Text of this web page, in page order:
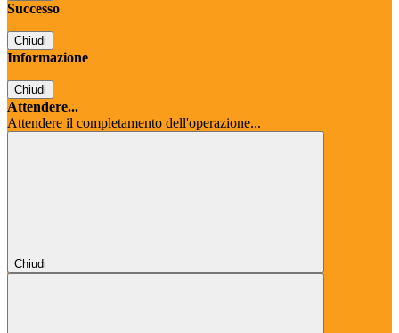
Successo
Chiudi
Informazione
Chiudi
Attendere...
Attendere il completamento dell'operazione...
Chiudi